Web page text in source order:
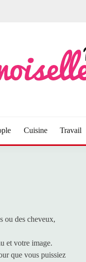
Cuisine Travail
ou des cheveux,
et votre image.
que vous puissiez